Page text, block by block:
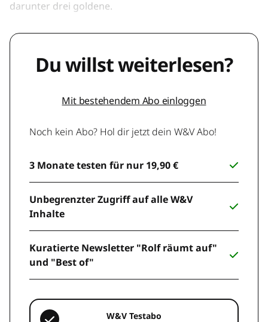
darunter drei goldene.
Du willst weiterlesen?
Mit bestehendem Abo einloggen
Noch kein Abo? Hol dir jetzt dein W&V Abo!
3 Monate testen für nur 19,90 €
Unbegrenzter Zugriff auf alle W&V
Inhalte
Kuratierte Newsletter "Rolf räumt auf"
und "Best of"
W&V Testabo